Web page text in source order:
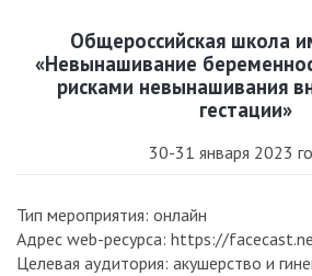
Общероссийская школа
«Невынашивание
рисками невынашивания
гестации»
30-31 января 2023
Тип мероприятия: онлайн
Адрес web-ресурса: https://
Целевая аудитория: акушерство и